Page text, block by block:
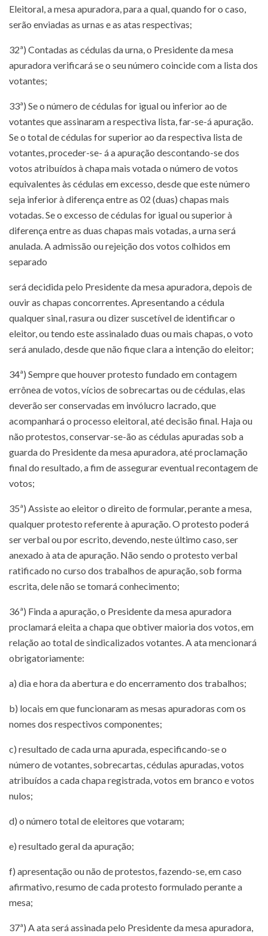
Eleitoral, a mesa apuradora, para a qual, quando for o caso,
serão enviadas as urnas e as atas respectivas;
32ª) Contadas as cédulas da urna, o Presidente da mesa
apuradora verificará se o seu número coincide com a lista dos
votantes;
33ª) Se o número de cédulas for igual ou inferior ao de
votantes que assinaram a respectiva lista, far-se-á apuração.
Se o total de cédulas for superior ao da respectiva lista de
votantes, proceder-se- á a apuração descontando-se dos
votos atribuídos à chapa mais votada o número de votos
equivalentes às cédulas em excesso, desde que este número
seja inferior à diferença entre as 02 (duas) chapas mais
votadas. Se o excesso de cédulas for igual ou superior à
diferença entre as duas chapas mais votadas, a urna será
anulada. A admissão ou rejeição dos votos colhidos em
separado
será decidida pelo Presidente da mesa apuradora, depois de
ouvir as chapas concorrentes. Apresentando a cédula
qualquer sinal, rasura ou dizer suscetível de identificar o
eleitor, ou tendo este assinalado duas ou mais chapas, o voto
será anulado, desde que não fique clara a intenção do eleitor;
34ª) Sempre que houver protesto fundado em contagem
errônea de votos, vícios de sobrecartas ou de cédulas, elas
deverão ser conservadas em invólucro lacrado, que
acompanhará o processo eleitoral, até decisão final. Haja ou
não protestos, conservar-se-ão as cédulas apuradas sob a
guarda do Presidente da mesa apuradora, até proclamação
final do resultado, a fim de assegurar eventual recontagem de
votos;
35ª) Assiste ao eleitor o direito de formular, perante a mesa,
qualquer protesto referente à apuração. O protesto poderá
ser verbal ou por escrito, devendo, neste último caso, ser
anexado à ata de apuração. Não sendo o protesto verbal
ratificado no curso dos trabalhos de apuração, sob forma
escrita, dele não se tomará conhecimento;
36ª) Finda a apuração, o Presidente da mesa apuradora
proclamará eleita a chapa que obtiver maioria dos votos, em
relação ao total de sindicalizados votantes. A ata mencionará
obrigatoriamente:
a) dia e hora da abertura e do encerramento dos trabalhos;
b) locais em que funcionaram as mesas apuradoras com os
nomes dos respectivos componentes;
c) resultado de cada urna apurada, especificando-se o
número de votantes, sobrecartas, cédulas apuradas, votos
atribuídos a cada chapa registrada, votos em branco e votos
nulos;
d) o número total de eleitores que votaram;
e) resultado geral da apuração;
f) apresentação ou não de protestos, fazendo-se, em caso
afirmativo, resumo de cada protesto formulado perante a
mesa;
37ª) A ata será assinada pelo Presidente da mesa apuradora,